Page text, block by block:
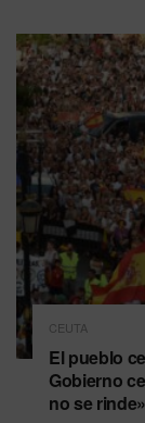
CEUTA
El pueblo
Gobierno
no se rinde»